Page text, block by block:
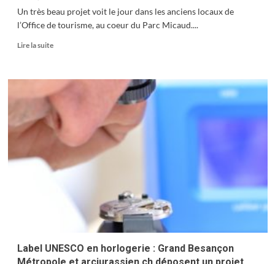
Un très beau projet voit le jour dans les anciens locaux de
l’Office de tourisme, au coeur du Parc Micaud....
Lire la suiteEn
sur
Un
restaurant
gastronomique
Besançon
Label UNESCO en horlogerie : Grand Besançon